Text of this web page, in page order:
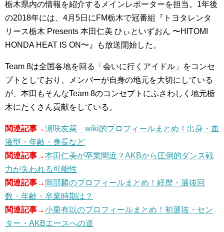
栃木県内の情報を紹介するメインレポーターを担当。1年後
の2018年には、4月5日にFM栃木で冠番組『トヨタレンタ
リース栃木 Presents 本田仁美 ひぃといずおん 〜HITOMI
HONDA HEAT IS ON〜』も放送開始した。
Team 8は全国各地を回る「会いに行くアイドル」をコンセ
プトとしており、メンバーが自身の地元を大切にしている
が、本田もそんなTeam 8のコンセプトにふさわしく地元栃
木にたくさん貢献をしている。
関連記事→濵咲友菜 wiki的プロフィールまとめ！出身・血
液型・年齢・身長など
関連記事→本田仁美が卒業間近？AKBから圧倒的ダンス戦
力が失われる可能性
関連記事→ 岡部麟のプロフィールまとめ！経歴・選抜回
数・年齢・卒業時期は？
関連記事→小栗有以のプロフィールまとめ！初選抜・セン
ター・AKBエースへの道